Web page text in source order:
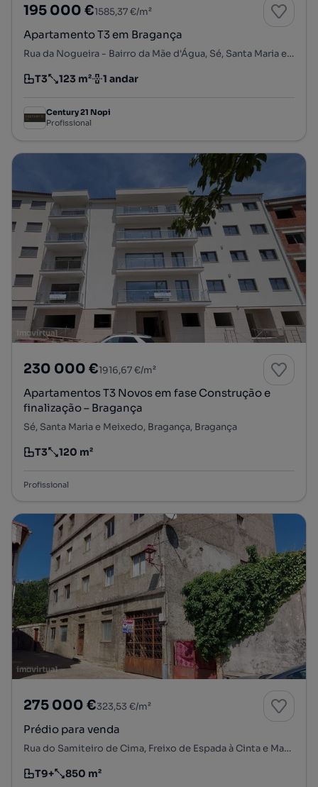
195 000 €1585,37 €/m²
Apartamento T3 em Bragança
Rua da Nogueira - Bairro da Mãe d'Água, Sé, Santa Maria e Meixedo, Bragança, Bragança
Tipologia
T3
Preço por metro quadrado
123 m²
Andar 1 andar
Century 21 Nopi
Profissional
230 000 €1916,67 €/m²
Apartamentos T3 Novos em fase Construção e
finalização – Bragança
Sé, Santa Maria e Meixedo, Bragança, Bragança
Tipologia
T3
Preço por metro quadrado
120 m²
Profissional
275 000 €323,53 €/m²
Prédio para venda
Rua do Samiteiro de Cima, Freixo de Espada à Cinta e Mazouco, Freixo de Espada à Cinta, Bragança
Tipologia
T9+
Preço por metro quadrado
850 m²